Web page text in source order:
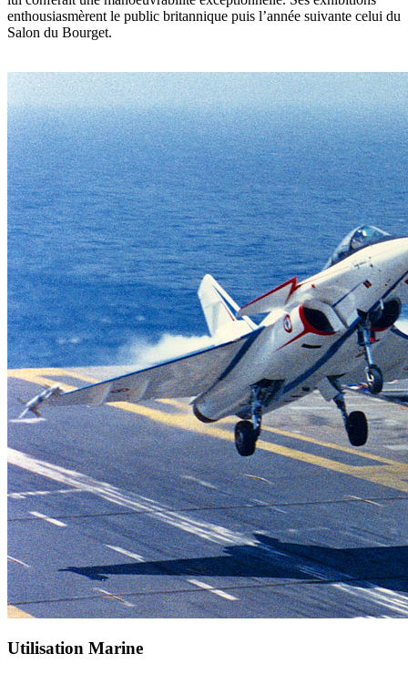
enthousiasmèrent le public britannique puis l’année suivante celui du
Salon du Bourget.
Utilisation Marine